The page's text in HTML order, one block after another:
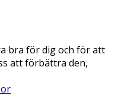
bra för dig och för att
att förbättra den,